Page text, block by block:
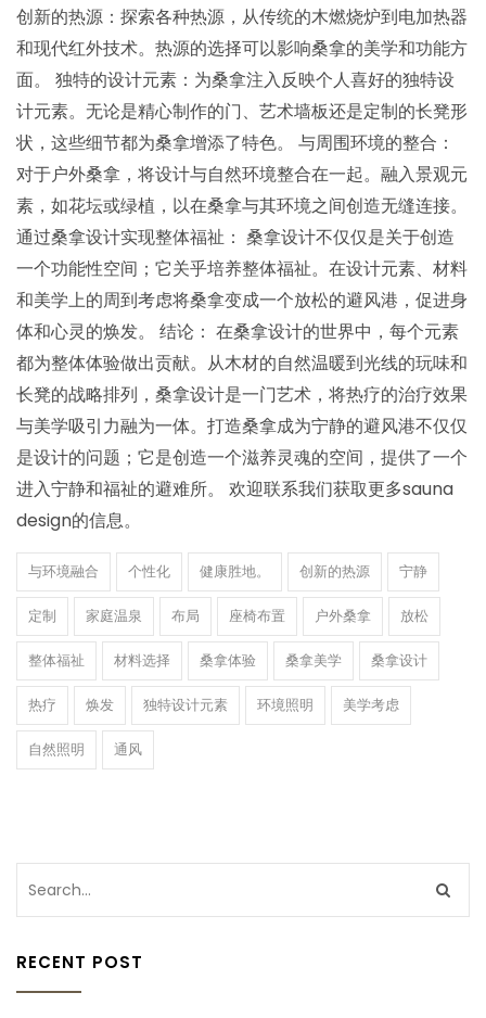
创新的热源：探索各种热源，从传统的木燃烧炉到电加热器
和现代红外技术。热源的选择可以影响桑拿的美学和功能方
面。 独特的设计元素：为桑拿注入反映个人喜好的独特设
计元素。无论是精心制作的门、艺术墙板还是定制的长凳形
状，这些细节都为桑拿增添了特色。 与周围环境的整合：
对于户外桑拿，将设计与自然环境整合在一起。融入景观元
素，如花坛或绿植，以在桑拿与其环境之间创造无缝连接。
通过桑拿设计实现整体福祉： 桑拿设计不仅仅是关于创造
一个功能性空间；它关乎培养整体福祉。在设计元素、材料
和美学上的周到考虑将桑拿变成一个放松的避风港，促进身
体和心灵的焕发。 结论： 在桑拿设计的世界中，每个元素
都为整体体验做出贡献。从木材的自然温暖到光线的玩味和
长凳的战略排列，桑拿设计是一门艺术，将热疗的治疗效果
与美学吸引力融为一体。打造桑拿成为宁静的避风港不仅仅
是设计的问题；它是创造一个滋养灵魂的空间，提供了一个
进入宁静和福祉的避难所。 欢迎联系我们获取更多sauna
design的信息。
与环境融合 个性化 健康胜地。 创新的热源 宁静
定制 家庭温泉 布局 座椅布置 户外桑拿 放松
整体福祉 材料选择 桑拿体验 桑拿美学 桑拿设计
热疗 焕发 独特设计元素 环境照明 美学考虑
自然照明 通风
RECENT POST